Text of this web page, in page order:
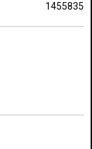
1455835